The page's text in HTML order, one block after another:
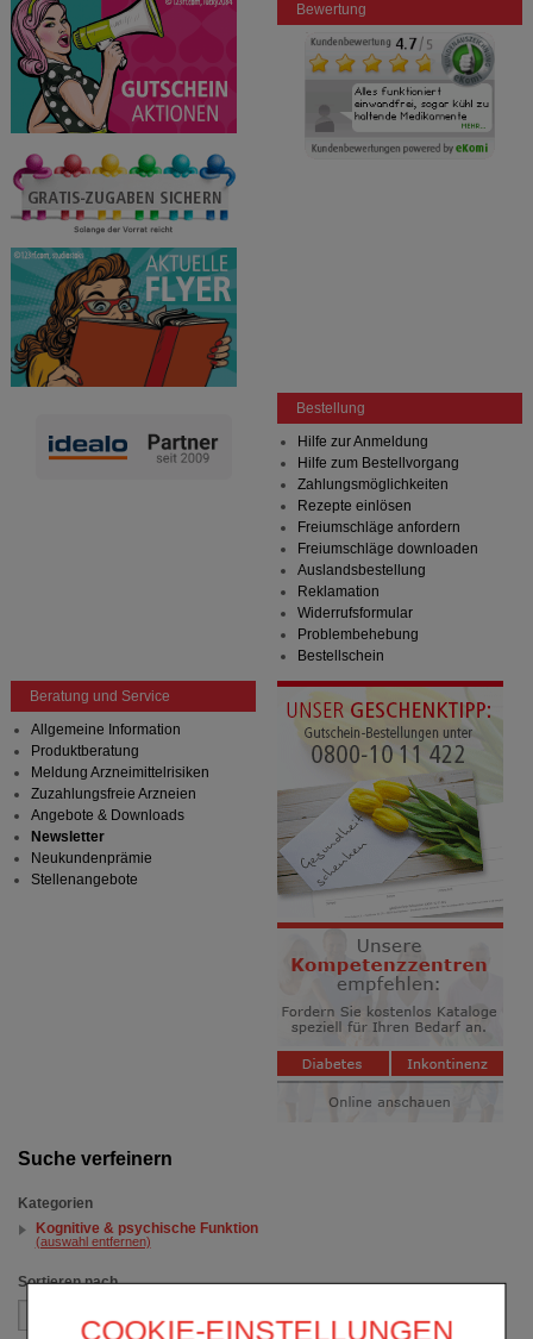
COOKIE-EINSTELLUNGEN
Suche verfeinern
Kategorien
Kognitive & psychische Funktion
(auswahl entfernen)
Sortieren nach
Bewertung
Bestellung
Hilfe zur Anmeldung
Hilfe zum Bestellvorgang
Zahlungsmöglichkeiten
Rezepte einlösen
Freiumschläge anfordern
Freiumschläge downloaden
Auslandsbestellung
Reklamation
Widerrufsformular
Problembehebung
Bestellschein
Beratung und Service
Allgemeine Information
Produktberatung
Meldung Arzneimittelrisiken
Zuzahlungsfreie Arzneien
Angebote & Downloads
Newsletter
Neukundenprämie
Stellenangebote